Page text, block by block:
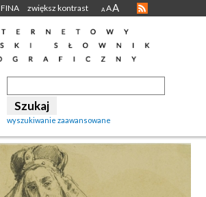
FINA zwiększ kontrast A AA
wyszukiwanie zaawansowane